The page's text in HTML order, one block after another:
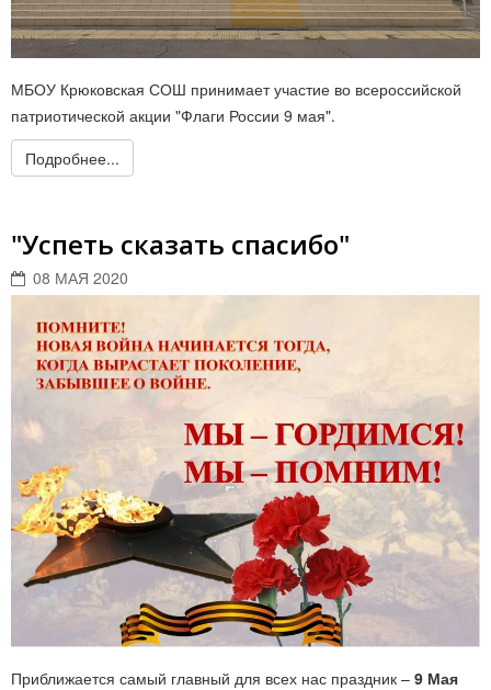
МБОУ Крюковская СОШ принимает участие во всероссийской
патриотической акции "Флаги России 9 мая".
Подробнее...
"Успеть сказать спасибо"
08 МАЯ 2020
Приближается самый главный для всех нас праздник – 9 Мая